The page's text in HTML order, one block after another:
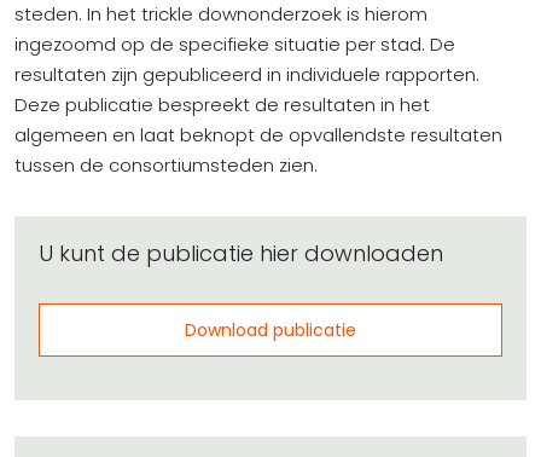
steden. In het trickle downonderzoek is hierom
ingezoomd op de specifieke situatie per stad. De
resultaten zijn gepubliceerd in individuele rapporten.
Deze publicatie bespreekt de resultaten in het
algemeen en laat beknopt de opvallendste resultaten
tussen de consortiumsteden zien.
U kunt de publicatie hier downloaden
Download publicatie